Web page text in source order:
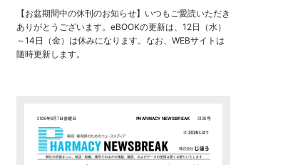
【お盆期間中の休刊のお知らせ】いつもご愛読いただき
ありがとうございます。eBOOKの更新は、12日（水）
～14日（金）は休みになります。なお、WEBサイトは
随時更新します。